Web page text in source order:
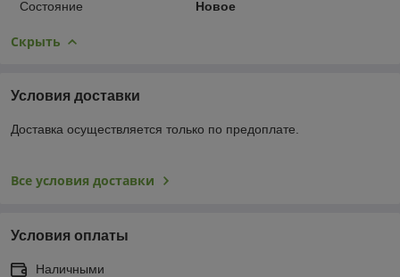
Состояние
Новое
Скрыть
Условия доставки
Доставка осуществляется только по предоплате.
Все условия доставки
Условия оплаты
Наличными